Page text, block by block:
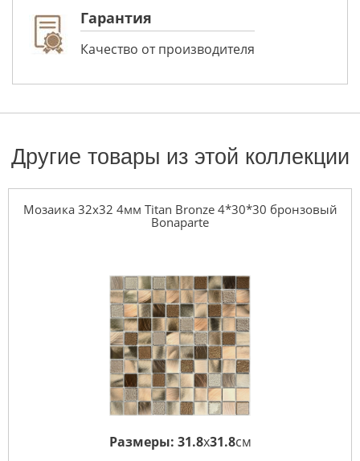
Гарантия
Качество от производителя
Другие товары из этой коллекции
Мозаика 32x32 4мм Titan Bronze 4*30*30 бронзовый
Bonaparte
Размеры: 31.8x31.8см